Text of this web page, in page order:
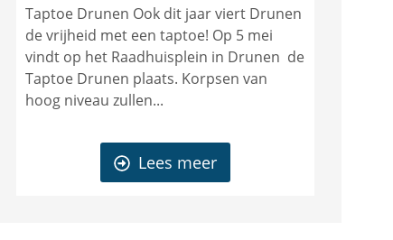
Taptoe Drunen Ook dit jaar viert Drunen
de vrijheid met een taptoe! Op 5 mei
vindt op het Raadhuisplein in Drunen de
Taptoe Drunen plaats. Korpsen van
hoog niveau zullen...
Lees meer